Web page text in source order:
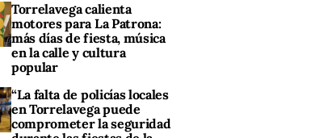
Torrelavega calienta
motores para La Patrona:
más días de fiesta, música
en la calle y cultura
popular
“La falta de policías locales
en Torrelavega puede
comprometer la seguridad